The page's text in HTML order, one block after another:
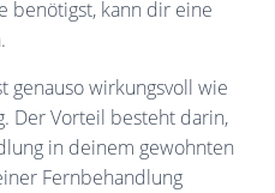
benötigst, kann dir eine
genauso wirkungsvoll wie
Der Vorteil besteht darin,
in deinem gewohnten
Fernbehandlung